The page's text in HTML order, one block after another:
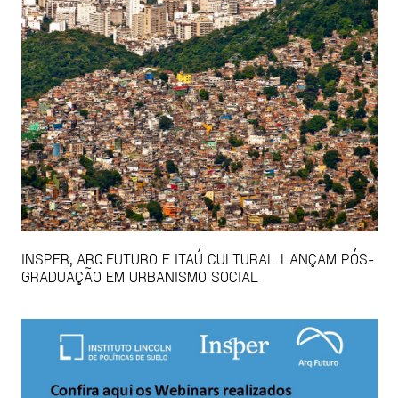
INSPER, ARQ.FUTURO E ITAÚ CULTURAL LANÇAM PÓS-
GRADUAÇÃO EM URBANISMO SOCIAL